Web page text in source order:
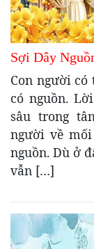
Sợi Dây
Con người có
có nguồn.
sâu trong
người về
nguồn. Dù ở
vẫn […]